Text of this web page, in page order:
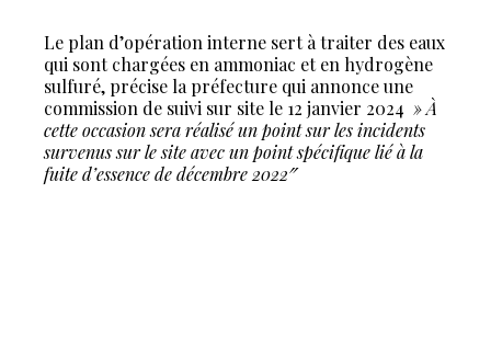
Le plan d’opération interne sert à traiter des eaux
qui sont chargées en ammoniac et en hydrogène
sulfuré, précise la préfecture qui annonce une
commission de suivi sur site le 12 janvier 2024 » À
cette occasion sera réalisé un point sur les incidents
survenus sur le site avec un point spécifique lié à la
fuite d’essence de décembre 2022″